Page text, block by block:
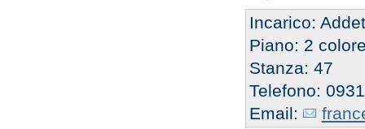
Incarico:
Piano: 2
Stanza: 47
Telefono:
Email: